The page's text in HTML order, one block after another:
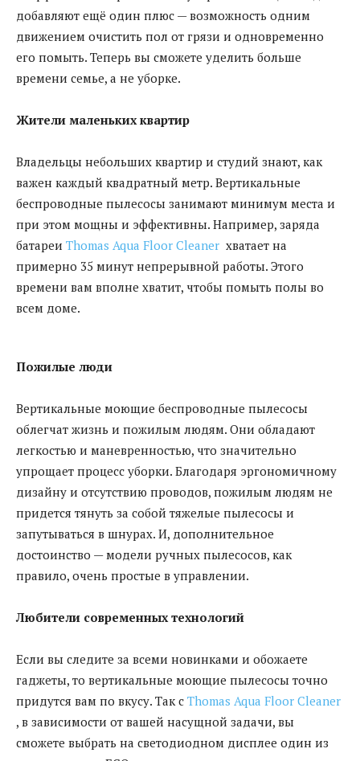
добавляют ещё один плюс — возможность одним
движением очистить пол от грязи и одновременно
его помыть. Теперь вы сможете уделить больше
времени семье, а не уборке.
Жители маленьких квартир
Владельцы небольших квартир и студий знают, как
важен каждый квадратный метр. Вертикальные
беспроводные пылесосы занимают минимум места и
при этом мощны и эффективны. Например, заряда
батареи Thomas Aqua Floor Cleaner хватает на
примерно 35 минут непрерывной работы. Этого
времени вам вполне хватит, чтобы помыть полы во
всем доме.
Пожилые люди
Вертикальные моющие беспроводные пылесосы
облегчат жизнь и пожилым людям. Они обладают
легкостью и маневренностью, что значительно
упрощает процесс уборки. Благодаря эргономичному
дизайну и отсутствию проводов, пожилым людям не
придется тянуть за собой тяжелые пылесосы и
запутываться в шнурах. И, дополнительное
достоинство — модели ручных пылесосов, как
правило, очень простые в управлении.
Любители современных технологий
Если вы следите за всеми новинками и обожаете
гаджеты, то вертикальные моющие пылесосы точно
придутся вам по вкусу. Так с Thomas Aqua Floor Cleaner
, в зависимости от вашей насущной задачи, вы
сможете выбрать на светодиодном дисплее один из